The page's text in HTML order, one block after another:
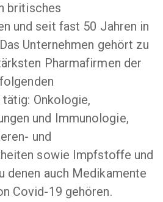
britisches
und seit fast 50 Jahren in
Unternehmen gehört zu
Pharmafirmen der
Onkologie,
und Immunologie,
und
sowie Impfstoffe und
denen auch Medikamente
Covid-19 gehören.